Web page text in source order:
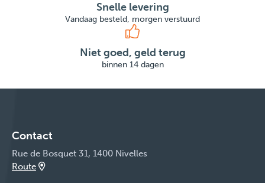
Snelle levering
Vandaag besteld, morgen verstuurd
Niet goed, geld terug
binnen 14 dagen
Contact
Rue de Bosquet 31, 1400 Nivelles
Route